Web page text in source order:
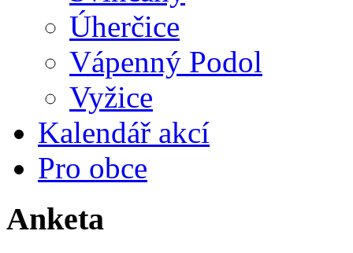
Úherčice
Vápenný Podol
Vyžice
Kalendář akcí
Pro obce
Anketa